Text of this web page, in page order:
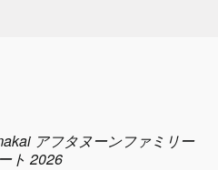
アフタヌーンファミリー
ト 2026